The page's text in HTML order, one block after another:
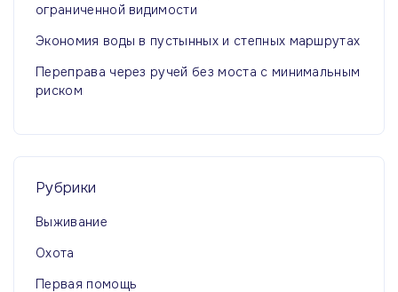
ограниченной видимости
Экономия воды в пустынных и степных маршрутах
Переправа через ручей без моста с минимальным
риском
Рубрики
Выживание
Охота
Первая помощь